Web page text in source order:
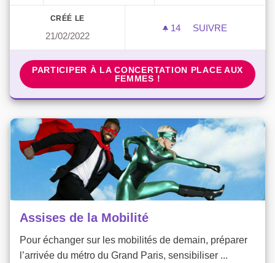
CRÉÉ LE
21/02/2022
14 14 ABONNÉS
SUIVRE
PARTICIPER À LA CONCERTATION PLACE AUX
PARTICIPER À LA CONCERTATION PLACE AUX
FEMMES !
Assises de la Mobilité
Pour échanger sur les mobilités de demain, préparer
l’arrivée du métro du Grand Paris, sensibiliser ...